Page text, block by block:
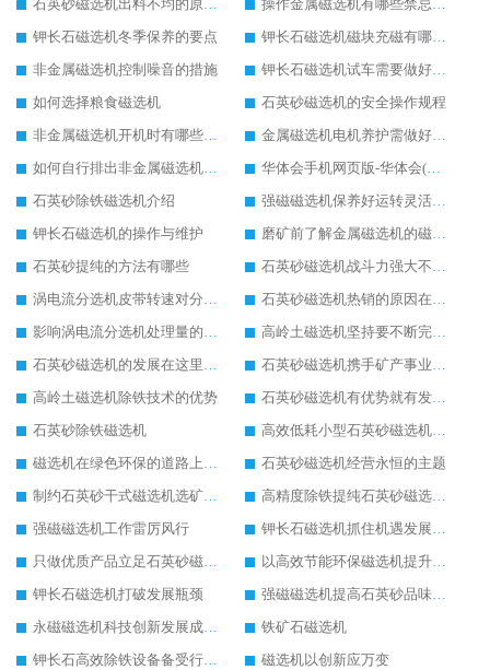
石英砂磁选机出料不均的原因有哪几点
操作金属磁选机有哪些禁忌事项
钾长石磁选机冬季保养的要点
钾长石磁选机磁块充磁有哪几种常用方法
非金属磁选机控制噪音的措施
钾长石磁选机试车需要做好哪些方面
如何选择粮食磁选机
石英砂磁选机的安全操作规程
非金属磁选机开机时有哪些问题需注意
金属磁选机电机养护需做好哪些工作
如何自行排出非金属磁选机的一些小故障
华体会手机网页版-华体会(中国) 石英砂磁选机成为行业“霸主”
石英砂除铁磁选机介绍
强磁磁选机保养好运转灵活更胜一筹
钾长石磁选机的操作与维护
磨矿前了解金属磁选机的磁选工艺是关键的一步
石英砂提纯的方法有哪些
石英砂磁选机战斗力强大不可忽视
涡电流分选机皮带转速对分选率会产生什么影响?
石英砂磁选机热销的原因在于技术的升级化
影响涡电流分选机处理量的4大要素是什么吗?
高岭土磁选机坚持要不断完善自身发展（一）
石英砂磁选机的发展在这里起航
石英砂磁选机携手矿产事业再掀选矿浪潮
高岭土磁选机除铁技术的优势
石英砂磁选机有优势就有发展权
石英砂除铁磁选机
高效低耗小型石英砂磁选机展现非凡魅力价值
磁选机在绿色环保的道路上如万马奔腾
石英砂磁选机经营永恒的主题
制约石英砂干式磁选机选矿效果的内在因素
高精度除铁提纯石英砂磁选机备受行业青睐
强磁磁选机工作雷厉风行
钾长石磁选机抓住机遇发展“直冲云霄”
只做优质产品立足石英砂磁选机行业顶端
以高效节能环保磁选机提升市场竞争力
钾长石磁选机打破发展瓶颈
强磁磁选机提高石英砂品味的必备品
永磁磁选机科技创新发展成为行业焦点
铁矿石磁选机
钾长石高效除铁设备备受行业瞩目
磁选机以创新应万变